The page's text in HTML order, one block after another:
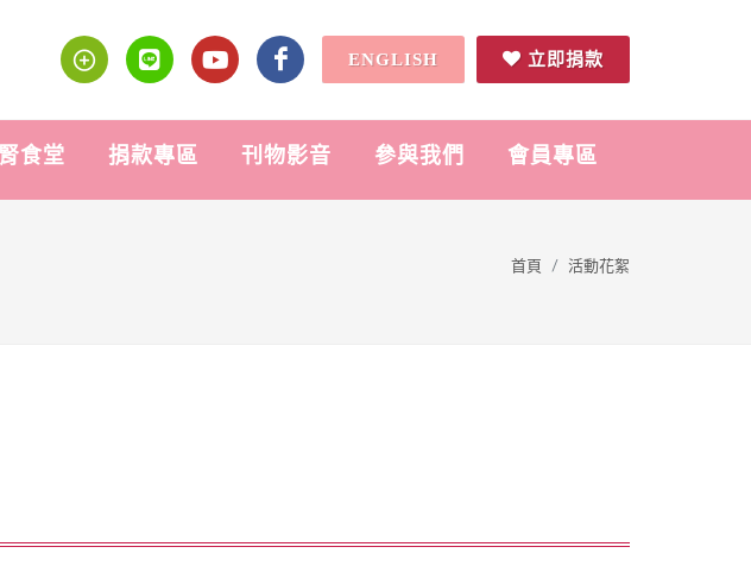
ENGLISH 立即捐款
食堂 捐款專區 刊物影音 參與我們 會員專區
首頁 活動花絮